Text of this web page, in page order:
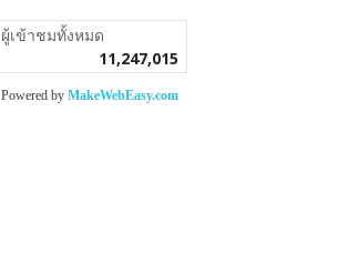
ผู้เข้าชมทั้งหมด
11,247,015
Powered by MakeWebEasy.com